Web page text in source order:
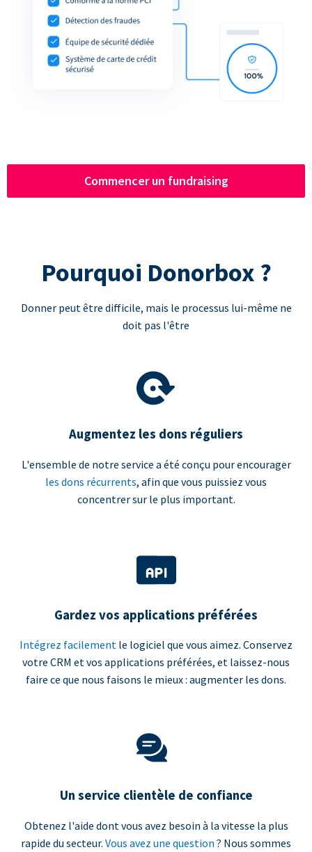
Commencer un fundraising
Pourquoi Donorbox ?
Donner peut être difficile, mais le processus lui-même ne
doit pas l'être
Augmentez les dons réguliers
L'ensemble de notre service a été conçu pour encourager
les dons récurrents, afin que vous puissiez vous
concentrer sur le plus important.
Gardez vos applications préférées
Intégrez facilement le logiciel que vous aimez. Conservez
votre CRM et vos applications préférées, et laissez-nous
faire ce que nous faisons le mieux : augmenter les dons.
Un service clientèle de confiance
Obtenez l'aide dont vous avez besoin à la vitesse la plus
rapide du secteur. Vous avez une question ? Nous sommes